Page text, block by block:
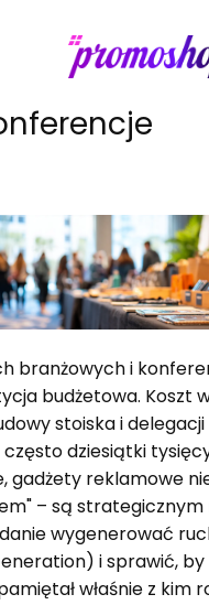
branżowych i
budżetowa. Koszt
stoiska i delegacji
dziesiątki
gadżety reklamowe
– są strategicznym
wygenerować
i sprawić,
właśnie z kim